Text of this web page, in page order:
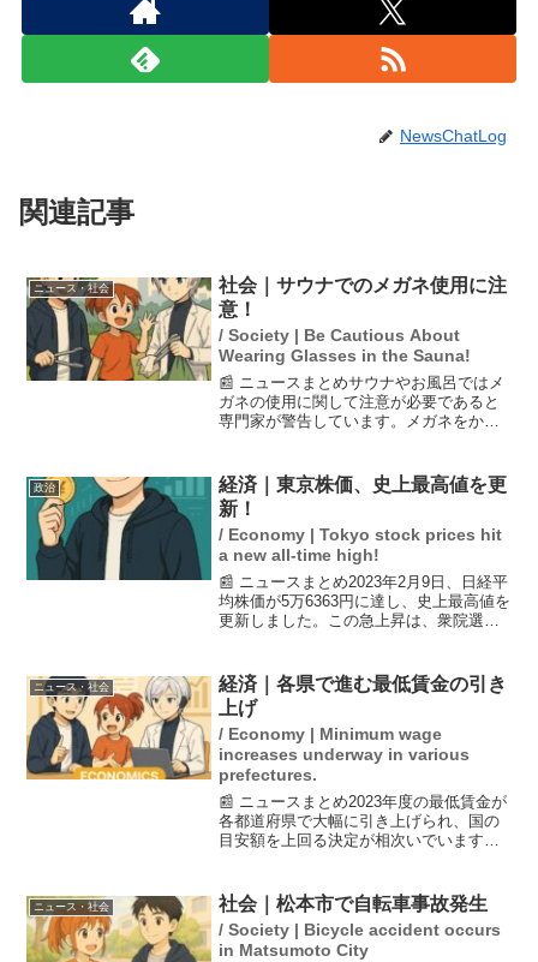
NewsChatLog
関連記事
ニュース・社会
社会｜サウナでのメガネ使用に注
意！
/ Society | Be Cautious About
Wearing Glasses in the Sauna!
📰 ニュースまとめサウナやお風呂ではメ
ガネの使用に関して注意が必要であると
専門家が警告しています。メガネをかけ
合によってはレンズの交換が必要になる
こともあります。さらに...
政治
経済｜東京株価、史上最高値を更
新！
/ Economy | Tokyo stock prices hit
a new all-time high!
📰 ニュースまとめ2023年2月9日、日経平
均株価が5万6363円に達し、史上最高値を
更新しました。この急上昇は、衆院選で
幅を記録し、多くの投資家の期待が高ま
ってい...
ニュース・社会
経済｜各県で進む最低賃金の引き
上げ
/ Economy | Minimum wage
increases underway in various
prefectures.
📰 ニュースまとめ2023年度の最低賃金が
各都道府県で大幅に引き上げられ、国の
目安額を上回る決定が相次いでいます。
す。しかし、地方経済への影響を懸念す
る声もあり、賃上げの...
ニュース・社会 社会｜松本市で自転車事故発生
/ Society | Bicycle accident occurs
in Matsumoto City